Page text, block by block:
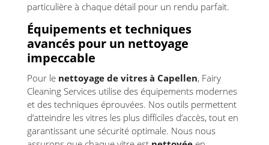
particulière à chaque détail pour un rendu parfait.
Équipements et techniques
avancés pour un nettoyage
impeccable
Pour le nettoyage de vitres à Capellen, Fairy
Cleaning Services utilise des équipements modernes
et des techniques éprouvées. Nos outils permettent
d’atteindre les vitres les plus difficiles d’accès, tout en
garantissant une sécurité optimale. Nous nous